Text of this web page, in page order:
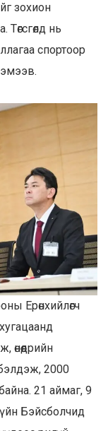
зохион
нь
спортоор
Ерөнхийлөгч
2000
21 аймаг, 9
Бэйсболчид